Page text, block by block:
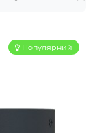
Популярний